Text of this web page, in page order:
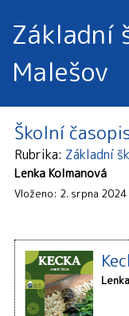
Základní
Malešov
Školní
Rubrika Základní
Lenka Kolmanová
Vloženo: 2. srpna